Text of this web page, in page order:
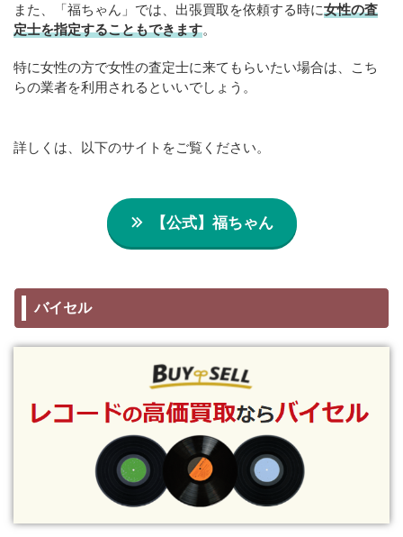
また、「福ちゃん」では、出張買取を依頼する時に女性の査
定士を指定することもできます。
特に女性の方で女性の査定士に来てもらいたい場合は、こち
らの業者を利用されるといいでしょう。
詳しくは、以下のサイトをご覧ください。
【公式】福ちゃん
バイセル